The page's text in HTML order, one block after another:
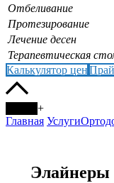
Отбеливание
Протезирование
Лечение десен
Терапевтическая
Калькулятор цен
+
Главная Услуги
Элайнеры